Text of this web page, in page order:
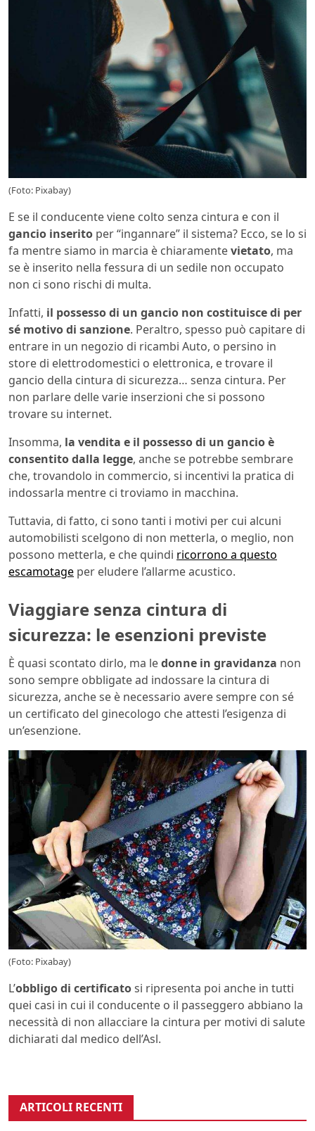
(Foto: Pixabay)
E se il conducente viene colto senza cintura e con il
gancio inserito per “ingannare” il sistema? Ecco, se lo si
fa mentre siamo in marcia è chiaramentevietato, ma
se è inserito nella fessura di un sedile non occupato
non ci sono rischi di multa.
Infatti, il possesso di un gancio non costituisce di per
sé motivo di sanzione. Peraltro, spesso può capitare di
entrare in un negozio di ricambi Auto, o persino in
store di elettrodomestici o elettronica, e trovare il
gancio della cintura di sicurezza… senza cintura. Per
non parlare delle varie inserzioni che si possono
trovare su internet.
Insomma, la vendita e il possesso di un gancio è
consentito dalla legge, anche se potrebbe sembrare
che, trovandolo in commercio, si incentivi la pratica di
indossarla mentre ci troviamo in macchina.
Tuttavia, di fatto, ci sono tanti i motivi per cui alcuni
automobilisti scelgono di non metterla, o meglio, non
possono metterla, e che quindi ricorrono a questo
escamotage per eludere l’allarme acustico.
Viaggiare senza cintura di
sicurezza: le esenzioni previste
È quasi scontato dirlo, ma ledonne in gravidanza non
sono sempre obbligate ad indossare la cintura di
sicurezza, anche se è necessario avere sempre con sé
un certificato del ginecologo che attesti l’esigenza di
un’esenzione.
(Foto: Pixabay)
L’obbligo di certificatosi ripresenta poi anche in tutti
quei casi in cui il conducente o il passeggero abbiano la
necessità di non allacciare la cintura per motivi di salute
dichiarati dal medico dell’Asl.
ARTICOLI RECENTI